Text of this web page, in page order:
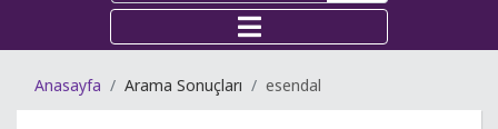
Anasayfa Arama Sonuçları esendal